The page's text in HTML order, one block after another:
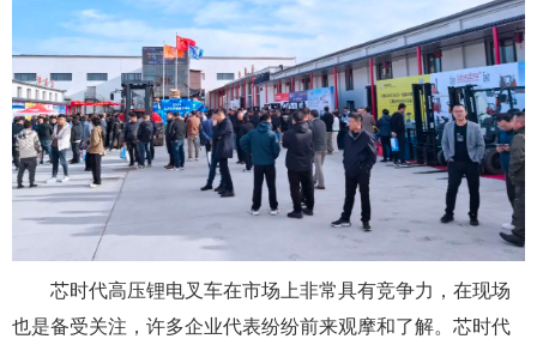
芯时代高压锂电叉车在市场上非常具有竞争力，在现场
也是备受关注，许多企业代表纷纷前来观摩和了解。芯时代